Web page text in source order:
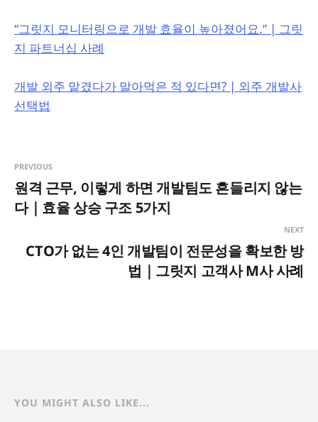
“그릿지 모니터링으로 개발 효율이 높아졌어요.” | 그릿
지 파트너십 사례
개발 외주 맡겼다가 말아먹은 적 있다면? | 외주 개발사
선택법
PREVIOUS
원격 근무, 이렇게 하면 개발팀도 흔들리지 않는
다｜효율 상승 구조 5가지
NEXT
CTO가 없는 4인 개발팀이 전문성을 확보한 방
법｜그릿지 고객사 M사 사례
YOU MIGHT ALSO LIKE...